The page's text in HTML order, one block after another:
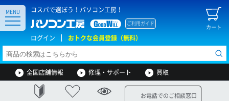
コスパで選ぼう！パソコン工房！
カート
ご利用ガイド
ログイン おトクな会員登録（無料）
MENU
全国店舗情報 修理・サポート 買取
お電話でのご相談窓口